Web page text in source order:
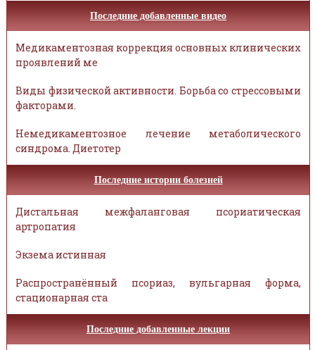
Последние добавленные видео
Медикаментозная коррекция основных клинических
проявлений ме
Виды физической активности. Борьба со стрессовыми
факторами.
Немедикаментозное лечение метаболического
синдрома. Диетотер
Последние истории болезней
Дистальная межфаланговая псориатическая
артропатия
Экзема истинная
Распространённый псориаз, вульгарная форма,
стационарная ста
Последние добавленные лекции